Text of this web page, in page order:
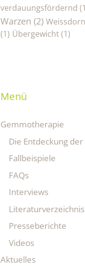
verdauungsfördernd
Warzen (2) Weissdorn
(1) Übergewicht(1)
Menü
Gemmotherapie
Die Entdeckung
Fallbeispiele
FAQs
Interviews
Literaturverzeichnis
Presseberichte
Videos
Aktuelles